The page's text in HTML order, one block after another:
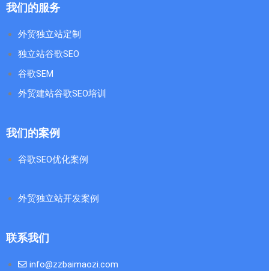
我们的服务
外贸独立站定制
独立站谷歌SEO
谷歌SEM
外贸建站谷歌SEO培训
我们的案例
谷歌SEO优化案例
外贸独立站开发案例
联系我们
info@zzbaimaozi.com